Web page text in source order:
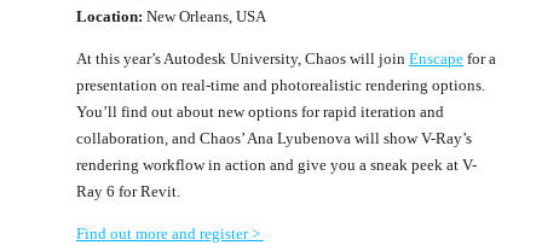
Location: New Orleans, USA
At this year’s Autodesk University, Chaos will join Enscape for a
presentation on real-time and photorealistic rendering options.
You’ll find out about new options for rapid iteration and
collaboration, and Chaos’ Ana Lyubenova will show V-Ray’s
rendering workflow in action and give you a sneak peek at V-
Ray 6 for Revit.
Find out more and register >